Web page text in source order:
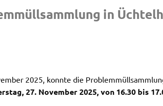
in
2025, konn­te die
27. Novem­ber 2025, von 16.30 bis